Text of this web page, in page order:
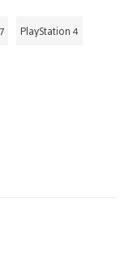
PlayStation 4